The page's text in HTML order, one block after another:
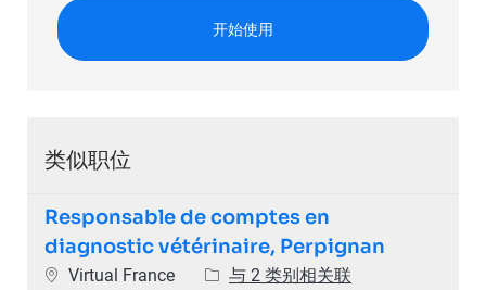
开始使用
类似职位
Responsable de comptes en
diagnostic vétérinaire, Perpignan
位置Virtual France
与 2 类别相关联